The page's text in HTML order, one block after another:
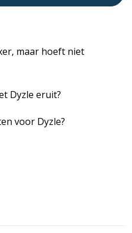
maar hoeft niet
Dyzle eruit?
voor Dyzle?